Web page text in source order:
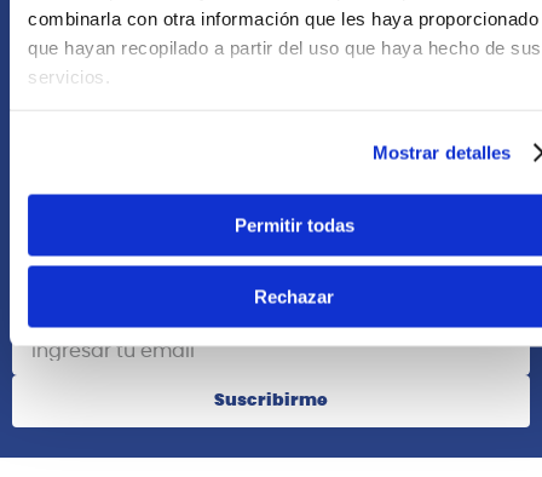
combinarla con otra información que les haya proporcionado
que hayan recopilado a partir del uso que haya hecho de sus
servicios.
Mostrar detalles
Permitir todas
Rechazar
Acerca de Nosotros
Redes Sociales
Suscribirme